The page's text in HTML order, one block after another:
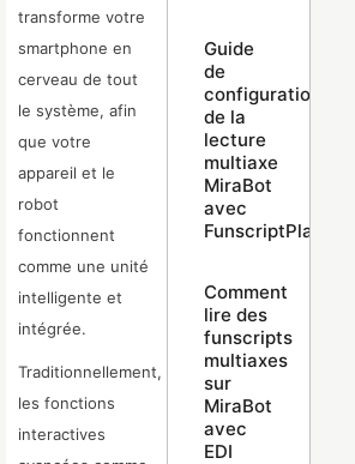
transforme votre
smartphone en
cerveau de tout
le système, afin
que votre
appareil et le
robot
fonctionnent
comme une unité
intelligente et
intégrée.
Traditionnellement,
les fonctions
interactives
Guide
de
configuration
de la
lecture
multiaxe
MiraBot
avec
FunscriptPlayer
Comment
lire des
funscripts
multiaxes
sur
MiraBot
avec
EDI